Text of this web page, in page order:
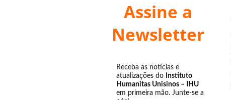
Assine a
Newsletter
Receba as notícias e
atualizações do Instituto
Humanitas Unisinos – IHU
em primeira mão. Junte-se a